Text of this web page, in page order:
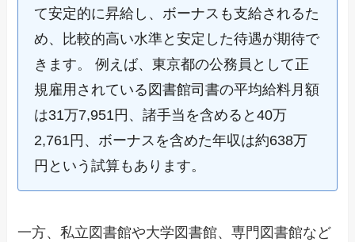
て安定的に昇給し、ボーナスも支給されるた
め、比較的高い水準と安定した待遇が期待で
きます。 例えば、東京都の公務員として正
規雇用されている図書館司書の平均給料月額
は31万7,951円、諸手当を含めると40万
2,761円、ボーナスを含めた年収は約638万
円という試算もあります。
一方、私立図書館や大学図書館、専門図書館など